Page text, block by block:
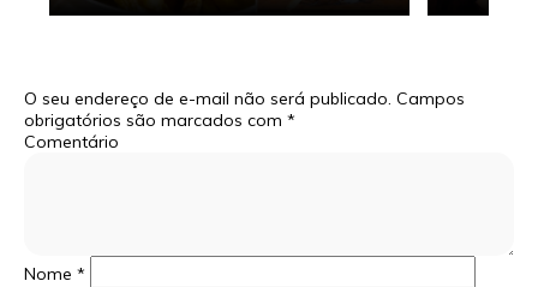
O seu endereço de e-mail não será publicado. Campos
obrigatórios são marcados com *
Comentário
Nome *